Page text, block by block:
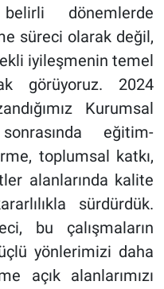
dönemlerde
süreci olarak değil,
iyileşmenin temel
görüyoruz. 2024
Kurumsal
eğitim-
toplumsal katkı,
alanlarında kalite
sürdürdük.
bu çalışmaların
yönlerimizi daha
açık alanlarımızı